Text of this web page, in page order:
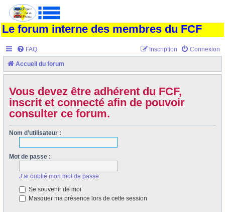
Le forum interne des membres du FCF
FAQ Connexion
Inscription
Accueil du forum
Vous devez être adhérent du FCF,
inscrit et connecté afin de pouvoir
consulter ce forum.
Nom d’utilisateur :
Mot de passe :
J’ai oublié mon mot de passe
Se souvenir de moi
Masquer ma présence lors de cette session